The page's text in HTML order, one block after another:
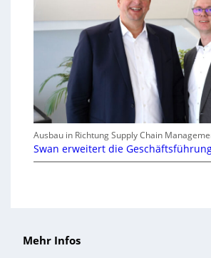
Ausbau in Richtung Supply Chain
Swan erweitert die
Mehr Infos